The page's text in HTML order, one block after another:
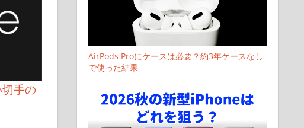
手の
AirPods Proにケースは必要？約3年ケースなし
で使った結果